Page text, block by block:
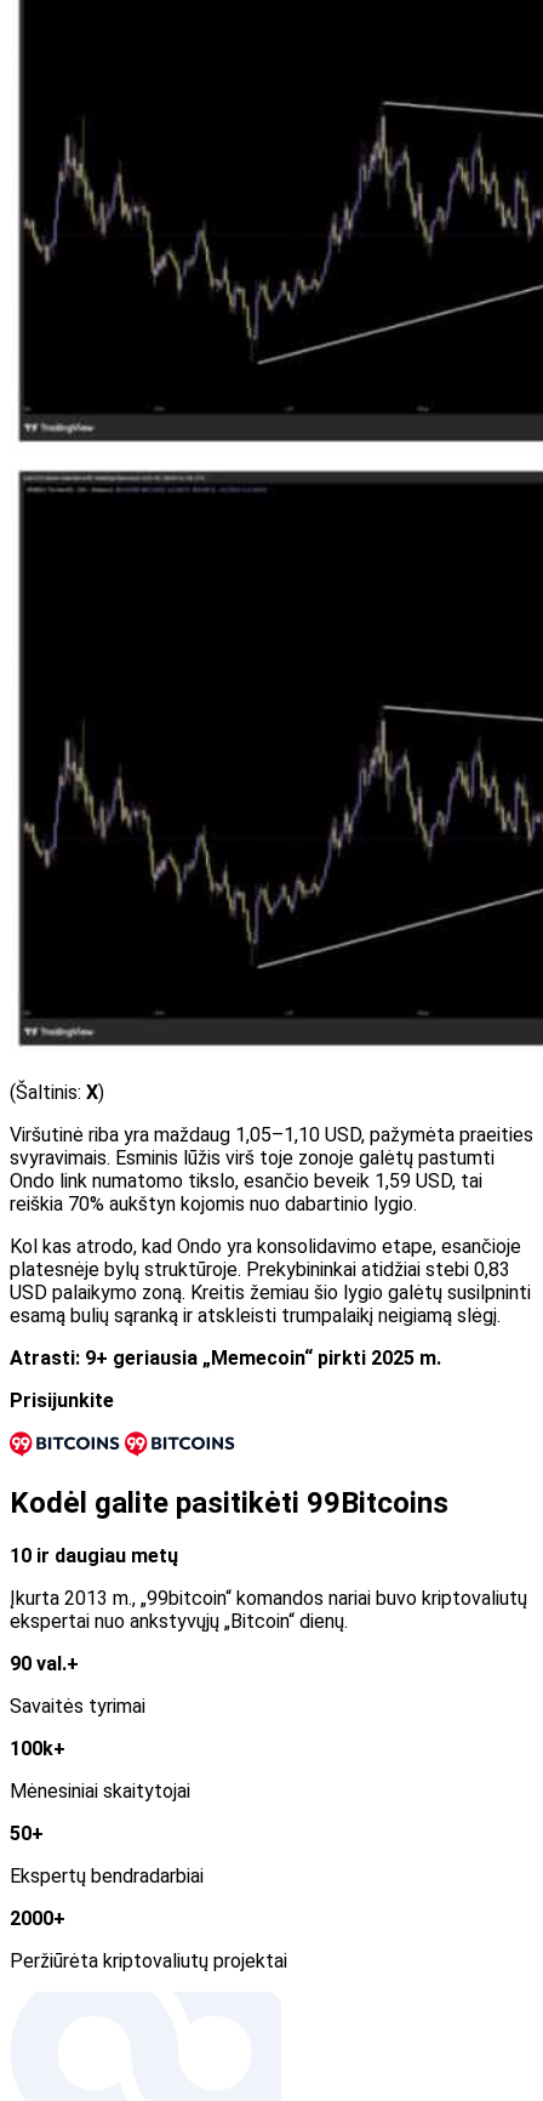
(Šaltinis: X)
Viršutinė riba yra maždaug 1,05–1,10 USD, pažymėta praeities
svyravimais. Esminis lūžis virš toje zonoje galėtų pastumti
Ondo link numatomo tikslo, esančio beveik 1,59 USD, tai
reiškia 70% aukštyn kojomis nuo dabartinio lygio.
Kol kas atrodo, kad Ondo yra konsolidavimo etape, esančioje
platesnėje bylų struktūroje. Prekybininkai atidžiai stebi 0,83
USD palaikymo zoną. Kreitis žemiau šio lygio galėtų susilpninti
esamą bulių sąranką ir atskleisti trumpalaikį neigiamą slėgį.
Atrasti: 9+ geriausia „Memecoin“ pirkti 2025 m.
Prisijunkite
Kodėl galite pasitikėti 99Bitcoins
10 ir daugiau metų
Įkurta 2013 m., „99bitcoin“ komandos nariai buvo kriptovaliutų
ekspertai nuo ankstyvųjų „Bitcoin“ dienų.
90 val.+
Savaitės tyrimai
100k+
Mėnesiniai skaitytojai
50+
Ekspertų bendradarbiai
2000+
Peržiūrėta kriptovaliutų projektai